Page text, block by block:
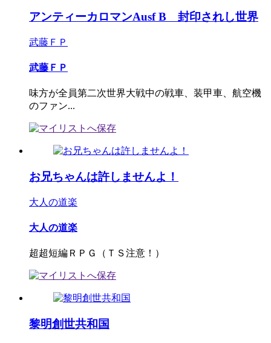
アンティーカロマンAusf B 封印されし世界
武藤ＦＰ
武藤ＦＰ
味方が全員第二次世界大戦中の戦車、装甲車、航空機
のファン...
お兄ちゃんは許しませんよ！
大人の道楽
大人の道楽
超超短編ＲＰＧ（ＴＳ注意！）
黎明創世共和国